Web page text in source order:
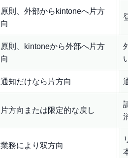
原則、外部からkintoneへ片方
向
原則、kintoneから外部へ片方
向
通知だけなら片方向
片方向または限定的な戻し
業務により双方向